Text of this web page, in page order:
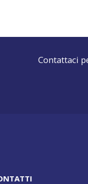
Contattaci